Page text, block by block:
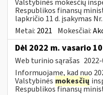
Valstybinės mokesčių
Respublikos finansų
lapkričio 11 d. įsakymas Nr.
Metai: 2021 Mokesčiai:
Dėl 2022 m. vasario
Web turinio sąrašas
Informuojame, kad nuo
Valstybinės mokesčių
Respublikos finansų